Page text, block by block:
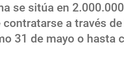
se sitúa en
contratarse a través
31 de mayo o hasta